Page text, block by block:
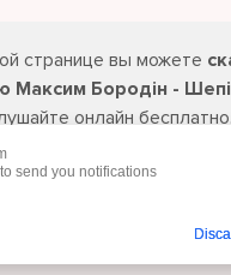
странице вы можете
Максим Бородін -
онлайн бесплатно.
send you notifications